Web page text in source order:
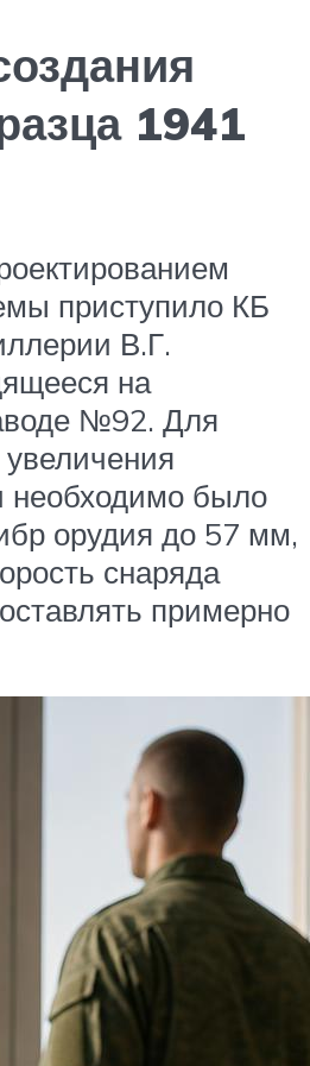
1941
приступило КБ
В.Г.
на
№92. Для
необходимо было
орудия до 57 мм,
снаряда
примерно